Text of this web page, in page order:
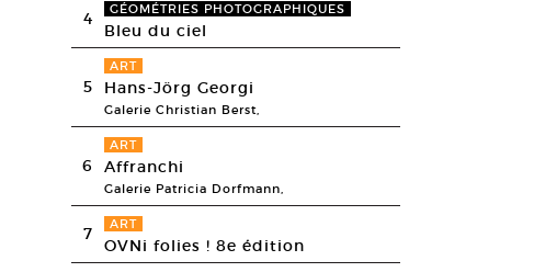
4 GÉOMÉTRIES PHOTOGRAPHIQUES
Bleu du ciel
5
ART
Hans-Jörg Georgi
Galerie Christian Berst,
6
ART
Affranchi
Galerie Patricia Dorfmann,
7 ART
OVNi folies ! 8e édition